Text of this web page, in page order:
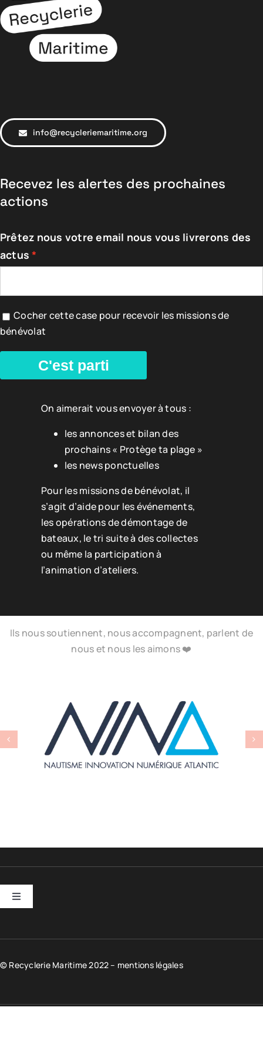
info@recycleriemaritime.org
Recevez les alertes des prochaines
actions
Prêtez nous votre email nous vous livrerons des
actus
Cocher cette case pour recevoir les missions de
bénévolat
C'est parti
On aimerait vous envoyer à tous :
les annonces et bilan des
prochains « Protège ta plage »
les news ponctuelles
Pour les missions de bénévolat, il
s’agit d’aide pour les événements,
les opérations de démontage de
bateaux, le tri suite à des collectes
ou même la participation à
l’animation d’ateliers.
Ils nous soutiennent, nous accompagnent, parlent de
nous et nous les aimons ❤️
Toggle
Scolaires
Particuliers
© Recyclerie Maritime 2022 – mentions légales